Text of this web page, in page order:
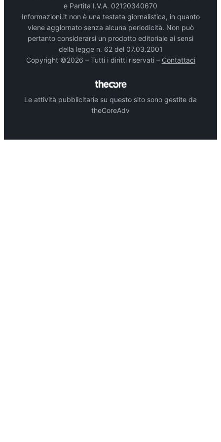
e Partita I.V.A. 02120340670
Informazioni.it non è una testata giornalistica, in quanto
viene aggiornato senza alcuna periodicità. Non può
pertanto considerarsi un prodotto editoriale ai sensi
della legge n. 62 del 07.03.2001
Copyright ©2026 – Tutti i diritti riservati – Contattaci
Le attività pubblicitarie su questo sito sono gestite da
theCoreAdv